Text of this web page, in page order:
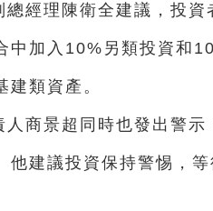
總經理陳衛全建議，投
中加入10%另類投資和
建類資產。
人商景超同時也發出警
他建議投資保持警惕，